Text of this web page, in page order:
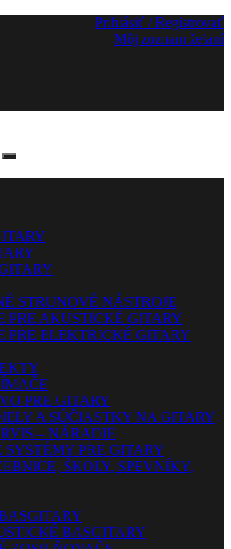
Prihlásiť / Registrovať
Môj zoznam želaní
STRUNOVÉ NÁSTROJE
PRE AKUSTICKÉ GITARY
PRE ELEKTRICKÉ GITARY
PRE GITARY
A SÚČIASTKY NA GITARY
– NÁRADIE
PRE GITARY
ŠKOLY, SPEVNÍKY,
BASGITARY